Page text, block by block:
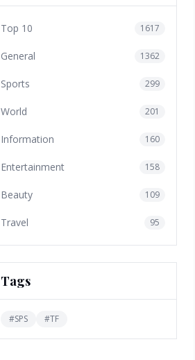
Top 10 1617
General 1362
Sports 299
World 201
Information 160
Entertainment 158
Beauty 109
Travel 95
Tags
#SPS #TF